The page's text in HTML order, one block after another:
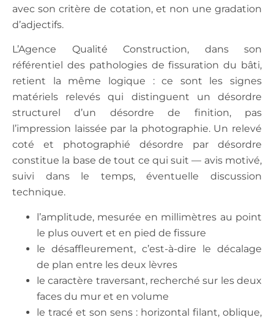
avec son critère de cotation, et non une gradation
d’adjectifs.
L’Agence Qualité Construction, dans son
référentiel des pathologies de fissuration du bâti,
retient la même logique : ce sont les signes
matériels relevés qui distinguent un désordre
structurel d’un désordre de finition, pas
l’impression laissée par la photographie. Un relevé
coté et photographié désordre par désordre
constitue la base de tout ce qui suit — avis motivé,
suivi dans le temps, éventuelle discussion
technique.
l’amplitude, mesurée en millimètres au point
le plus ouvert et en pied de fissure
le désaffleurement, c’est-à-dire le décalage
de plan entre les deux lèvres
le caractère traversant, recherché sur les deux
faces du mur et en volume
le tracé et son sens : horizontal filant, oblique,